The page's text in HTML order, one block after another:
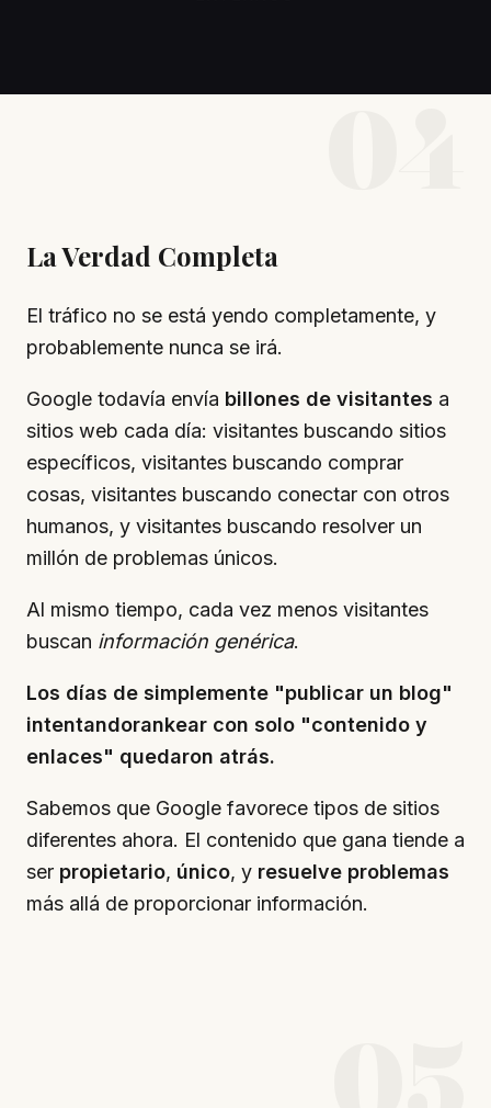
La Verdad Completa
El tráfico no se está yendo completamente, y
probablemente nunca se irá.
Google todavía envía billones de visitantes a
sitios web cada día: visitantes buscando sitios
específicos, visitantes buscando comprar
cosas, visitantes buscando conectar con otros
humanos, y visitantes buscando resolver un
millón de problemas únicos.
Al mismo tiempo, cada vez menos visitantes
buscan información genérica.
Los días de simplemente "publicar un blog"
intentandorankear con solo "contenido y
enlaces" quedaron atrás.
Sabemos que Google favorece tipos de sitios
diferentes ahora. El contenido que gana tiende a
ser propietario, único, y resuelve problemas
más allá de proporcionar información.